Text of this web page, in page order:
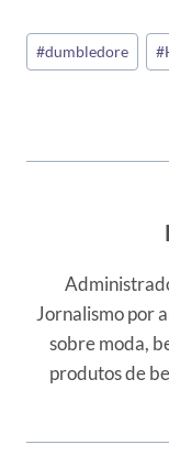
Tags
do
#dumbledore #
Jornalismo por
sobre moda,
produtos de